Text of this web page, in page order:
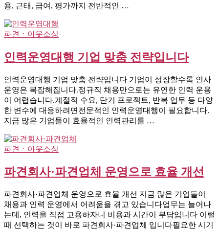
용, 근태, 급여, 평가까지 전반적인 …
파견ㆍ아웃소싱
인력운영대행 기업 맞춤 전략입니다
인력운영대행 기업 맞춤 전략입니다 기업이 성장할수록 인사
운영은 복잡해집니다.정규직 채용만으로는 유연한 인력 운용
이 어렵습니다.계절적 수요, 단기 프로젝트, 반복 업무 등 다양
한 변수에 대응하려면전문적인 인력운영대행이 필요합니다.
지금 많은 기업들이 효율적인 인력관리를 …
파견ㆍ아웃소싱
파견회사·파견업체 운영으로 효율 개선
파견회사·파견업체 운영으로 효율 개선 지금 많은 기업들이
채용과 인력 운영에서 어려움을 겪고 있습니다업무는 늘어나
는데, 인력을 직접 고용하자니 비용과 시간이 부담입니다 이럴
때 선택하는 것이 바로 파견회사·파견업체 입니다필요한 시기